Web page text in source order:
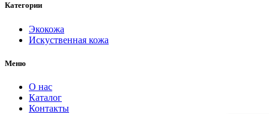
Категории
Экокожа
Искуственная кожа
Меню
О нас
Каталог
Контакты